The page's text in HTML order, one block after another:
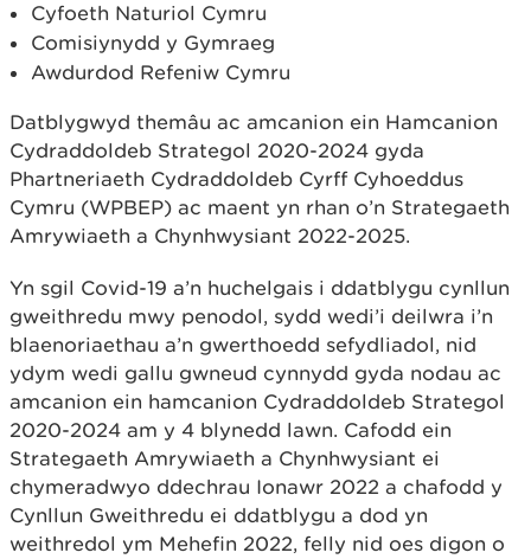
Cyfoeth Naturiol Cymru
Comisiynydd y Gymraeg
Awdurdod Refeniw Cymru
Datblygwyd themâu ac amcanion ein Hamcanion
Cydraddoldeb Strategol 2020-2024 gyda
Phartneriaeth Cydraddoldeb Cyrff Cyhoeddus
Cymru (WPBEP) ac maent yn rhan o’n Strategaeth
Amrywiaeth a Chynhwysiant 2022-2025.
Yn sgil Covid-19 a’n huchelgais i ddatblygu cynllun
gweithredu mwy penodol, sydd wedi’i deilwra i’n
blaenoriaethau a’n gwerthoedd sefydliadol, nid
ydym wedi gallu gwneud cynnydd gyda nodau ac
amcanion ein hamcanion Cydraddoldeb Strategol
2020-2024 am y 4 blynedd lawn. Cafodd ein
Strategaeth Amrywiaeth a Chynhwysiant ei
chymeradwyo ddechrau Ionawr 2022 a chafodd y
Cynllun Gweithredu ei ddatblygu a dod yn
weithredol ym Mehefin 2022, felly nid oes digon o